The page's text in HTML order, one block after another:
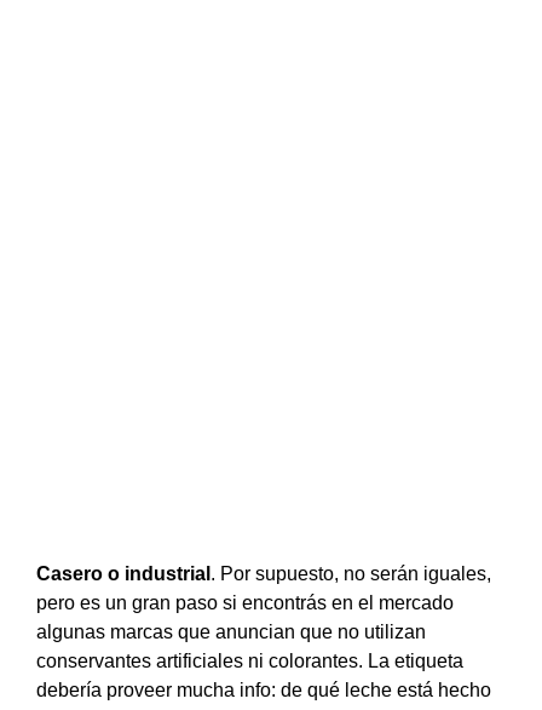
Casero o industrial . Por supuesto, no serán iguales,
pero es un gran paso si encontrás en el mercado
algunas marcas que anuncian que no utilizan
conservantes artificiales ni colorantes. La etiqueta
debería proveer mucha info: de qué leche está hecho